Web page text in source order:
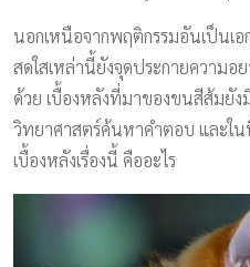
นอกเหนือจากพฤติกรรมอันเป็น
สดใสเหล่านี้ยังจุดประกายความอ
ด้วย เบื้องหลังที่มาของขนสีส้มยั
วิทยาศาสตร์ค้นหาคำตอบ และใ
เบื้องหลังเรื่องนี้ คืออะไร